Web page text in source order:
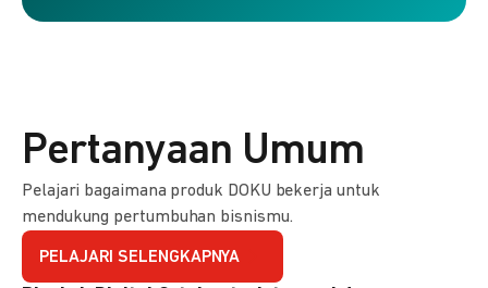
Pertanyaan Umum
Pelajari bagaimana produk DOKU bekerja untuk
mendukung pertumbuhan bisnismu.
PELAJARI SELENGKAPNYA